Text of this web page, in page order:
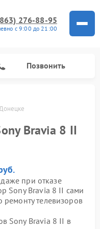
276-88-95
с 9:00 до 21:00
Позвонить
Bravia 8 II
даже при отказе
Sony Bravia 8 II сами
телевизоров
Sony Bravia 8 II в